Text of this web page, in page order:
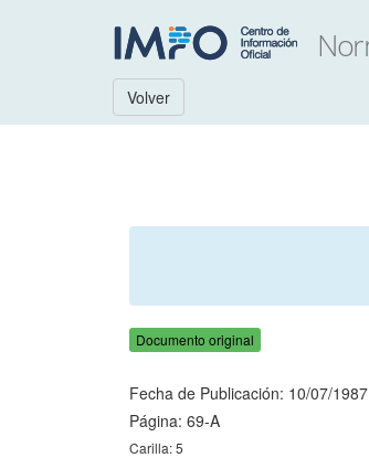
Volver
Documento original
Fecha de Publicación: 10/07/1987
Página: 69-A
Carilla: 5